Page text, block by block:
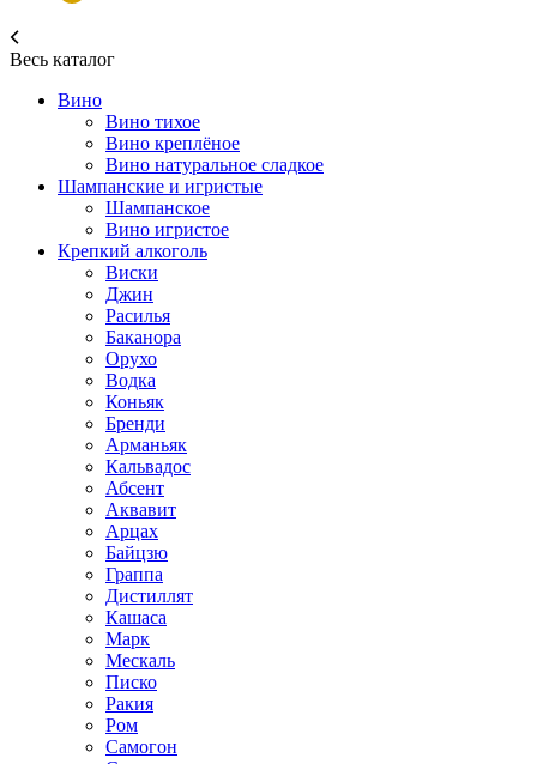
Весь каталог
Вино
Вино тихое
Вино креплёное
Вино натуральное сладкое
Шампанские и игристые
Шампанское
Вино игристое
Крепкий алкоголь
Виски
Джин
Расилья
Баканора
Орухо
Водка
Коньяк
Бренди
Арманьяк
Кальвадос
Абсент
Аквавит
Арцах
Байцзю
Граппа
Дистиллят
Кашаса
Марк
Мескаль
Писко
Ракия
Ром
Самогон